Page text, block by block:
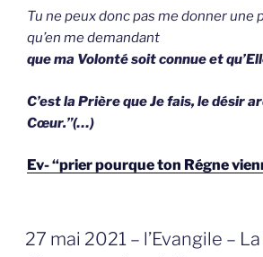
Tu ne peux donc pas me donner une
qu’en me demandant
que ma Volonté soit connue et
C’est la Prière que Je fais, le désir
Cœur.”(…)
Ev- “prier pourque ton Régne
GEPLAATST
OP
27 mai 2021 – l’Evangile –